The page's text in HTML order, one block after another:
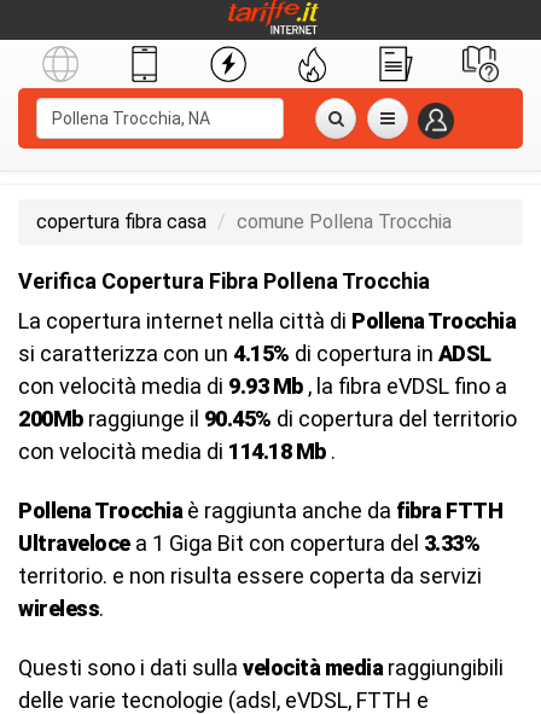
copertura fibra casa comune Pollena Trocchia
Verifica Copertura Fibra Pollena Trocchia
La copertura internet nella città di Pollena Trocchia
si caratterizza con un 4.15% di copertura in ADSL
con velocità media di 9.93 Mb, la fibra eVDSL fino a
200Mbraggiunge il 90.45% di copertura del territorio
con velocità media di 114.18 Mb.
Pollena Trocchia è raggiunta anche da fibra FTTH
Ultravelocea 1 Giga Bit con copertura del 3.33%
territorio. e non risulta essere coperta da servizi
wireless.
Questi sono i dati sulla velocità media raggiungibili
delle varie tecnologie (adsl, eVDSL, FTTH e